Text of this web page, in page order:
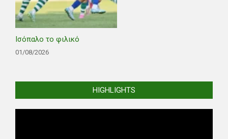
Ισόπαλο το φιλικό
01/08/2026
HIGHLIGHTS